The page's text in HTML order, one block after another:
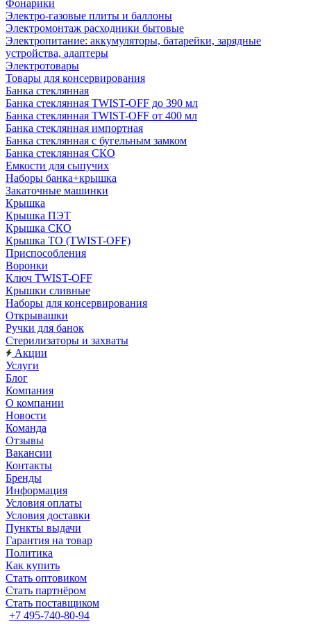
Фонарики
Электро-газовые плиты и баллоны
Электромонтаж расходники бытовые
Электропитание: аккумуляторы, батарейки, зарядные
устройства, адаптеры
Электротовары
Товары для консервирования
Банка стеклянная
Банка стеклянная TWIST-OFF до 390 мл
Банка стеклянная TWIST-OFF от 400 мл
Банка стеклянная импортная
Банка стеклянная с бугельным замком
Банка стеклянная СКО
Емкости для сыпучих
Наборы банка+крышка
Закаточные машинки
Крышка
Крышка ПЭТ
Крышка СКО
Крышка ТО (TWIST-OFF)
Приспособления
Воронки
Ключ TWIST-OFF
Крышки сливные
Наборы для консервирования
Открывашки
Ручки для банок
Стерилизаторы и захваты
Акции
Услуги
Блог
Компания
О компании
Новости
Команда
Отзывы
Вакансии
Контакты
Бренды
Информация
Условия оплаты
Условия доставки
Пункты выдачи
Гарантия на товар
Политика
Как купить
Стать оптовиком
Стать партнёром
Стать поставщиком
+7 495-740-80-94